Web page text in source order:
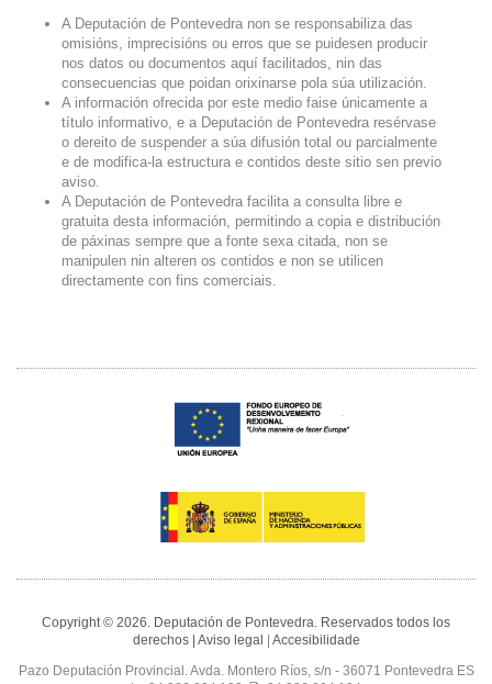
A Deputación de Pontevedra non se responsabiliza das
omisións, imprecisións ou erros que se puidesen producir
nos datos ou documentos aquí facilitados, nin das
consecuencias que poidan orixinarse pola súa utilización.
A información ofrecida por este medio faise únicamente a
título informativo, e a Deputación de Pontevedra resérvase
o dereito de suspender a súa difusión total ou parcialmente
e de modifica-la estructura e contidos deste sitio sen previo
aviso.
A Deputación de Pontevedra facilita a consulta libre e
gratuita desta información, permitindo a copia e distribución
de páxinas sempre que a fonte sexa citada, non se
manipulen nin alteren os contidos e non se utilicen
directamente con fins comerciais.
Copyright © 2026. Deputación de Pontevedra. Reservados todos los
derechos | Aviso legal | Accesibilidade
Pazo Deputación Provincial. Avda. Montero Ríos, s/n - 36071 Pontevedra ES